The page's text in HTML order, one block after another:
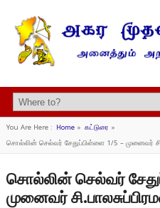
You Are Here : Home» கட்டுரை »
சொல்லின் செல்வர் சேதுப்பிள்ளை 1/5 – முனைவர்
சொல்லின் செல்வர்
முனைவர்